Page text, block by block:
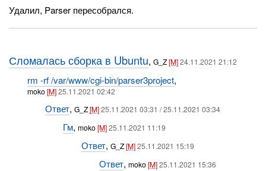
Удалил, Parser пересобрался.
Сломалась сборка в Ubuntu,G_Z[M]24.11.2021 21:12
rm -rf /var/www/cgi-bin/parser3project,
moko[M] 25.11.2021 02:42
Ответ, G_Z[M]25.11.2021 03:31 / 25.11.2021 03:34
Гм,moko[M]25.11.2021 11:19
Ответ, G_Z[M]25.11.2021 15:19
Ответ,moko[M]25.11.2021 15:36